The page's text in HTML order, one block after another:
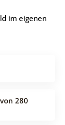
im eigenen
280